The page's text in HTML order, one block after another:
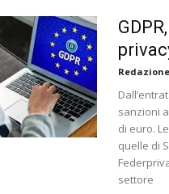
sanzioni
di euro.
quelle di
settore